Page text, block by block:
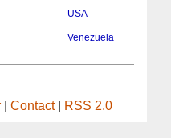
USA
Venezuela
|Contact| RSS 2.0